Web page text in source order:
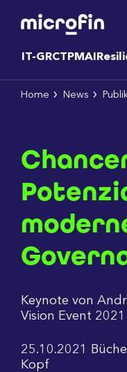
IT-GRCTPMAI
Home News
Keynote von
Vision Event 2021
25.10.2021
Kopf